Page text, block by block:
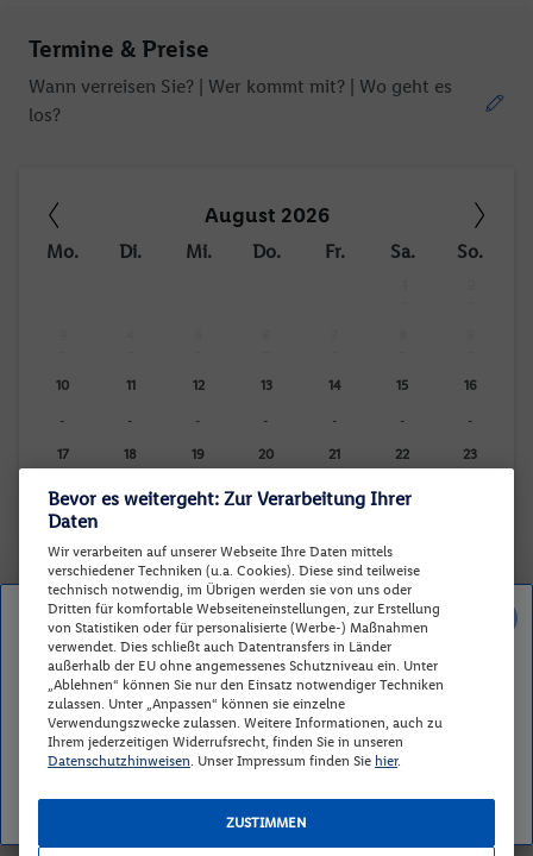
Termine & Preise
Wann verreisen Sie? | Wer kommt mit? | Wo geht es
los?
August 2026
Mo. Di. Mi. Do. Fr. Sa. So.
10
-
11
-
12
-
13
-
14
-
15
-
16
-
17
18 19
-
20
-
21 22 23
24
- - - - -
31
-
Reisedaten zurücksetzen Günstigster Preis p.P.
Zimmer und Verpflegung wählen
Wann verreisen Sie? |Wer kommt mit?| Wo geht es los?
Bevor es weitergeht: Zur Verarbeitung Ihrer
Daten
Wir verarbeiten auf unserer Webseite Ihre Daten mittels
verschiedener Techniken (u.a. Cookies). Diese sind teilweise
technisch notwendig, im Übrigen werden sie von uns oder
Dritten für komfortable Webseiteneinstellungen, zur Erstellung
von Statistiken oder für personalisierte (Werbe-) Maßnahmen
verwendet. Dies schließt auch Datentransfers in Länder
außerhalb der EU ohne angemessenes Schutzniveau ein. Unter
„Ablehnen“ können Sie nur den Einsatz notwendiger Techniken
zulassen. Unter „Anpassen“ können sie einzelne
Verwendungszwecke zulassen. Weitere Informationen, auch zu
Ihrem jederzeitigen Widerrufsrecht, finden Sie in unseren
Datenschutzhinweisen . Unser Impressum finden Sie hier.
ZUSTIMMEN
Deal ist nicht mehr verfügbar
Schade, dieses Angebot haben Sie leider verpasst. Auf
unserer Übersichtsseite finden Sie weitere spannende
Reiseangebote.